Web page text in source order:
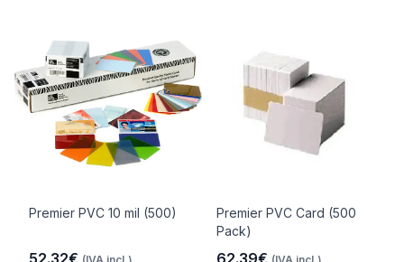
Premier PVC 10 mil (500)
52.32€
Premier PVC Card (500
Pack)
62.39€